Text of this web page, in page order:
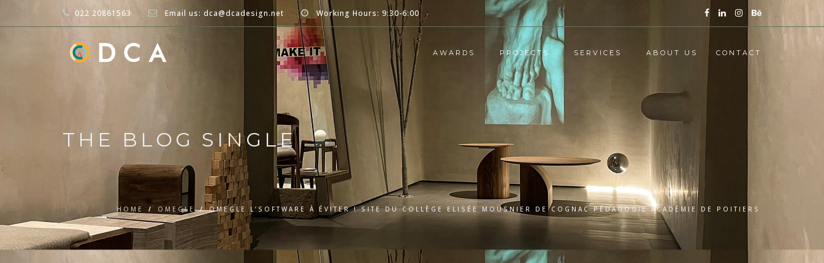
022 20861563 Email us: dca@dcadesign.net Working Hours: 9:30-6:00
AWARDS PROJECTS SERVICES ABOUT US CONTACT
THE BLOG SINGLE
HOME / OMEGLE / OMEGLE L’SOFTWARE À ÉVITER ! SITE DU COLLÈGE ELISÉE MOUSNIER DE COGNAC PÉDAGOGIE ACADÉMIE DE POITIERS